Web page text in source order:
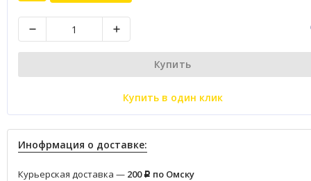
Купить
Купить в один клик
Инофрмация о доставке:
Курьерская доставка — 200 Р по Омску